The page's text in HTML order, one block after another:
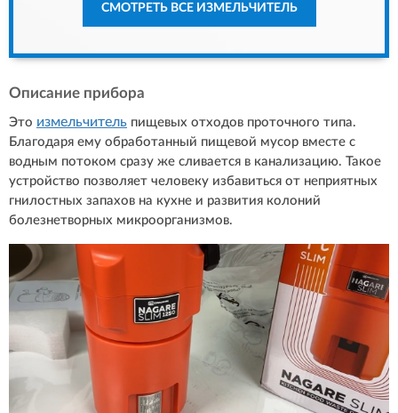
СМОТРЕТЬ ВСЕ ИЗМЕЛЬЧИТЕЛЬ
Описание прибора
Это измельчитель пищевых отходов проточного типа.
Благодаря ему обработанный пищевой мусор вместе с
водным потоком сразу же сливается в канализацию. Такое
устройство позволяет человеку избавиться от неприятных
гнилостных запахов на кухне и развития колоний
болезнетворных микроорганизмов.